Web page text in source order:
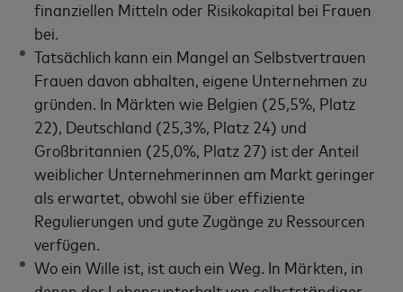
finanziellen Mitteln oder Risikokapital bei Frauen
bei.
Tatsächlich kann ein Mangel an Selbstvertrauen
Frauen davon abhalten, eigene Unternehmen zu
gründen. In Märkten wie Belgien (25,5%, Platz
22), Deutschland (25,3%, Platz 24) und
Großbritannien (25,0%, Platz 27) ist der Anteil
weiblicher Unternehmerinnen am Markt geringer
als erwartet, obwohl sie über effiziente
Regulierungen und gute Zugänge zu Ressourcen
verfügen.
Wo ein Wille ist, ist auch ein Weg. In Märkten, in